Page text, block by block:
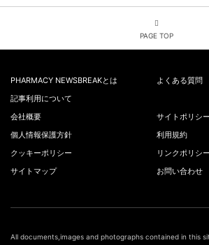
PAGE TOP
PHARMACY NEWSBREAKとは
よくある質問
記事利用について
会社概要
サイトポリシー
個人情報保護方針
利用規約
クッキーポリシー
リンクポリシー
サイトマップ
お問い合わせ
All documents,images and photographs contained in this